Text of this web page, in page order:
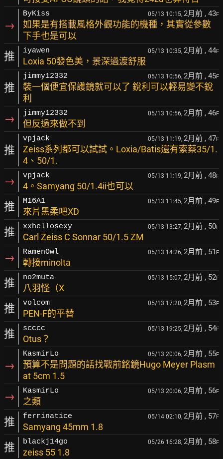
→
ByKiss 05/13 10:15, 2月前 , 43F
如果是有搭載風格外觀功能的機種，其實從參數
下手也是可以
推 iyawen 05/13 10:35, 2月前 , 44F
Loxia 50發色美，景深過渡舒服
推
jimmy12332 05/13 10:56, 2月前 , 45F
裝一個便宜保護鏡就可以了 銳利可以輕易變不銳
利
→ jimmy12332 05/13 10:56, 2月前 , 46F
但反過來做不到
推
vpjack 05/13 11:19, 2月前 , 47F
Zeiss系列都可以試試。Loxia/Batis還有索蔡35/1.
4、50/1.
→ vpjack 05/13 11:19, 2月前 , 48F
4。Samyang 50/1.4ii也可以
推 M16A1 05/13 11:45, 2月前 , 49F
來片黑柔吧XD
推 xxhellosexy 05/13 13:27, 2月前 , 50F
Carl Zeiss C Sonnar 50/1.5 ZM
→ RamenOwl 05/13 14:26, 2月前 , 51 F
轉接minolta
推 no2muta 05/13 15:07, 2月前 , 52F
八羽怪（X
推 volcom 05/13 17:20, 2月前 , 53F
PEN-F的平替
推 scccc 05/13 19:25, 2月前 , 54F
Otus？
→
KasmirLo 05/13 20:06, 2月前 , 55F
預算不是問題的話找戰前銘鏡Hugo Meyer Plasm
at 5cm 1.5
→ KasmirLo 05/13 20:06, 2月前 , 56F
之類
推 ferrinatice 05/14 02:10, 2月前 , 57F
Samyang 45mm 1.8
推 blackj14go 05/26 16:28, 2月前 , 58F
zeiss 55 1.8